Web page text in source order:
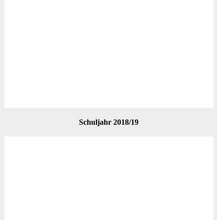
Schuljahr 2018/19